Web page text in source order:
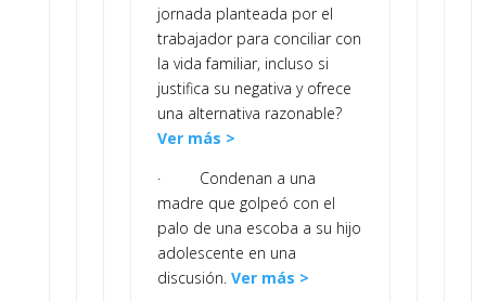
jornada planteada por el
trabajador para conciliar con
la vida familiar, incluso si
justifica su negativa y ofrece
una alternativa razonable?
Ver más >
· Condenan a una
madre que golpeó con el
palo de una escoba a su hijo
adolescente en una
discusión. Ver más >